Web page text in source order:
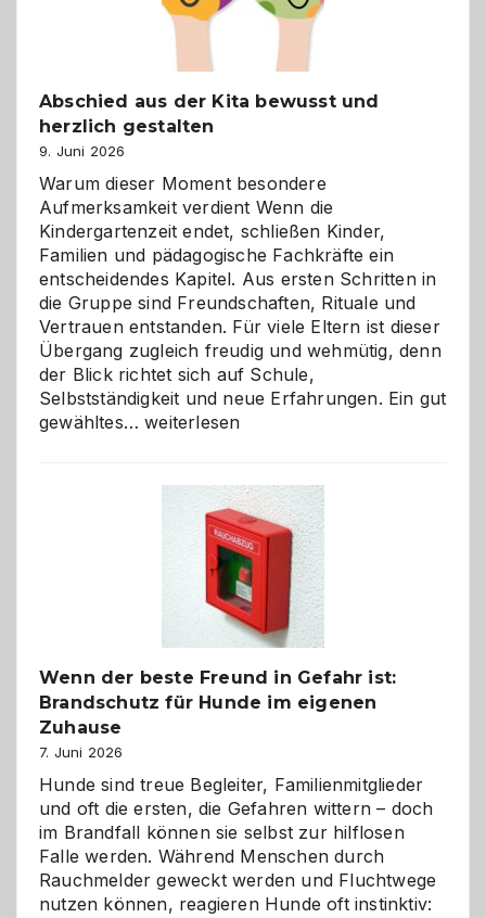
Abschied aus der Kita bewusst und
herzlich gestalten
9. Juni 2026
Warum dieser Moment besondere
Aufmerksamkeit verdient Wenn die
Kindergartenzeit endet, schließen Kinder,
Familien und pädagogische Fachkräfte ein
entscheidendes Kapitel. Aus ersten Schritten in
die Gruppe sind Freundschaften, Rituale und
Vertrauen entstanden. Für viele Eltern ist dieser
Übergang zugleich freudig und wehmütig, denn
der Blick richtet sich auf Schule,
Selbstständigkeit und neue Erfahrungen. Ein gut
gewähltes…Abschied
bewusst
herzlich
gestalten
weiterlesen
Wenn der beste Freund in Gefahr ist:
Brandschutz für Hunde im eigenen
Zuhause
7. Juni 2026
Hunde sind treue Begleiter, Familienmitglieder
und oft die ersten, die Gefahren wittern – doch
im Brandfall können sie selbst zur hilflosen
Falle werden. Während Menschen durch
Rauchmelder geweckt werden und Fluchtwege
nutzen können, reagieren Hunde oft instinktiv: